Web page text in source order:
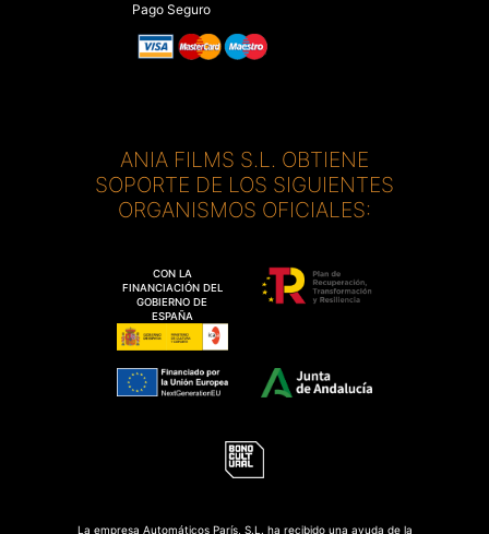
Pago Seguro
ANIA FILMS S.L. OBTIENE
SOPORTE DE LOS SIGUIENTES
ORGANISMOS OFICIALES:
CON LA
FINANCIACIÓN DEL
GOBIERNO DE
ESPAÑA
La empresa Automáticos París, S.L. ha recibido una ayuda de la